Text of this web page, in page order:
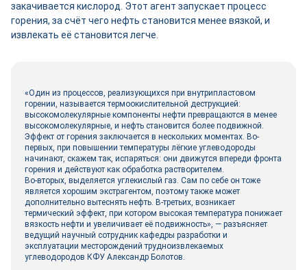
закачивается кислород. Этот агент запускает процесс
горения, за счёт чего нефть становится менее вязкой, и
извлекать её становится легче.
«Один из процессов, реализующихся при внутрипластовом
горении, называется термоокислительной деструкцией:
высокомолекулярные компоненты нефти превращаются в менее
высокомолекулярные, и нефть становится более подвижной.
Эффект от горения заключается в нескольких моментах. Во-
первых, при повышении температуры лёгкие углеводороды
начинают, скажем так, испаряться: они движутся впереди фронта
горения и действуют как обработка растворителем.
Во-вторых, выделяется углекислый газ. Сам по себе он тоже
является хорошим экстрагентом, поэтому также может
дополнительно вытеснять нефть. В-третьих, возникает
термический эффект, при котором высокая температура понижает
вязкость нефти и увеличивает её подвижность», — разъясняет
ведущий научный сотрудник кафедры разработки и
эксплуатации месторождений трудноизвлекаемых
углеводородов КФУ Александр Болотов.